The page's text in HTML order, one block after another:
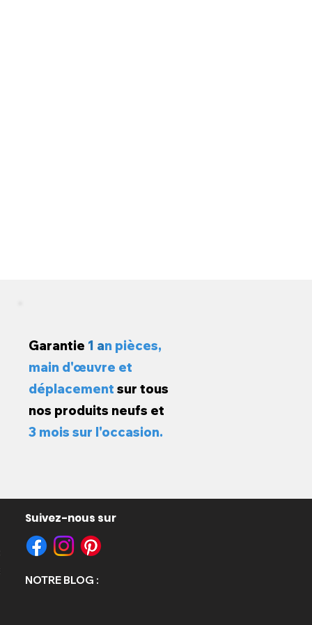
Garantie 1 an pièces,
main d'œuvre et
déplacement sur tous
nos produits neufs et
3 mois sur l'occasion.
Suivez-nous sur
NOTRE BLOG :